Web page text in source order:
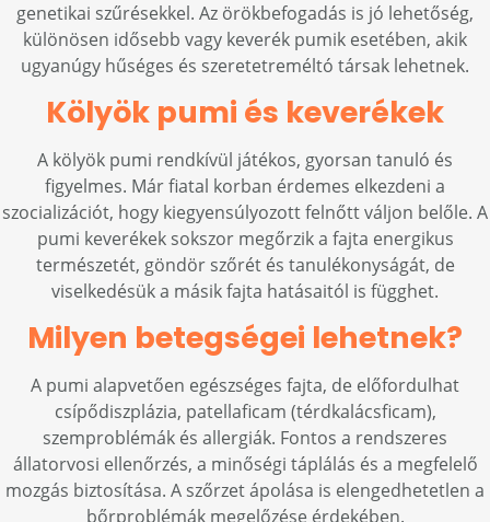
genetikai szűrésekkel. Az örökbefogadás is jó lehetőség,
különösen idősebb vagy keverék pumik esetében, akik
ugyanúgy hűséges és szeretetreméltó társak lehetnek.
Kölyök pumi és keverékek
A kölyök pumi rendkívül játékos, gyorsan tanuló és
figyelmes. Már fiatal korban érdemes elkezdeni a
szocializációt, hogy kiegyensúlyozott felnőtt váljon belőle. A
pumi keverékek sokszor megőrzik a fajta energikus
természetét, göndör szőrét és tanulékonyságát, de
viselkedésük a másik fajta hatásaitól is függhet.
Milyen betegségei lehetnek?
A pumi alapvetően egészséges fajta, de előfordulhat
csípődiszplázia, patellaficam (térdkalácsficam),
szemproblémák és allergiák. Fontos a rendszeres
állatorvosi ellenőrzés, a minőségi táplálás és a megfelelő
mozgás biztosítása. A szőrzet ápolása is elengedhetetlen a
bőrproblémák megelőzése érdekében.